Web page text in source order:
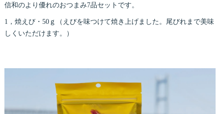
信和のより優れのおつまみ7品セットです。
1，焼えび・50ｇ（えびを味つけて焼き上げました。尾びれまで美味
しくいただけます。）